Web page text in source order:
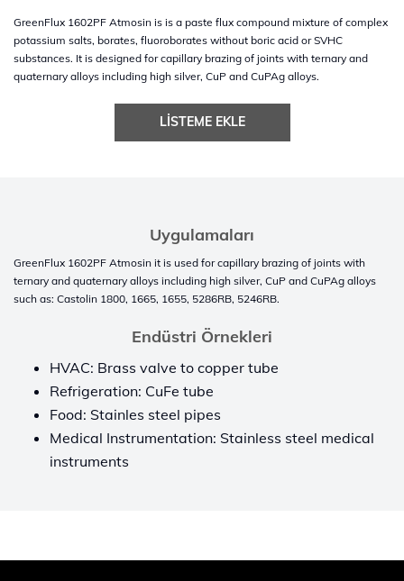
GreenFlux 1602PF Atmosin is is a paste flux compound mixture of complex
potassium salts, borates, fluoroborates without boric acid or SVHC
substances. It is designed for capillary brazing of joints with ternary and
quaternary alloys including high silver, CuP and CuPAg alloys.
LISTEME EKLE
Uygulamaları
GreenFlux 1602PF Atmosin it is used for capillary brazing of joints with
ternary and quaternary alloys including high silver, CuP and CuPAg alloys
such as: Castolin 1800, 1665, 1655, 5286RB, 5246RB.
Endüstri Örnekleri
HVAC: Brass valve to copper tube
Refrigeration: CuFe tube
Food: Stainles steel pipes
Medical Instrumentation: Stainless steel medical
instruments